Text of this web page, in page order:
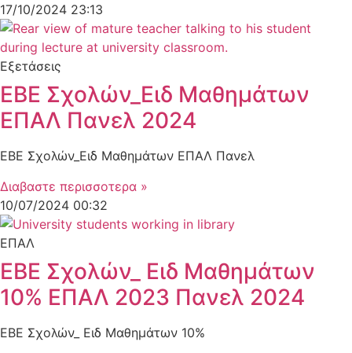
17/10/2024 23:13
Εξετάσεις
ΕΒΕ Σχολών_Ειδ Μαθημάτων
ΕΠΑΛ Πανελ 2024
ΕΒΕ Σχολών_Ειδ Μαθημάτων ΕΠΑΛ Πανελ
Διαβαστε περισσοτερα »
10/07/2024 00:32
ΕΠΑΛ
ΕΒΕ Σχολών_ Ειδ Μαθημάτων
10% ΕΠΑΛ 2023 Πανελ 2024
ΕΒΕ Σχολών_ Ειδ Μαθημάτων 10%